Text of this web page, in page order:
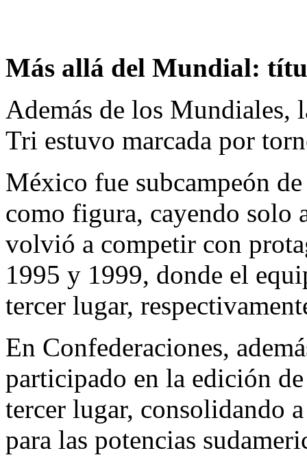
Más allá del Mundial:
Además de los Mundiales,
Tri estuvo marcada por
México fue subcampeón
como figura, cayendo solo
volvió a competir con
1995 y 1999, donde el
tercer lugar,
En Confederaciones,
participado en la edición
tercer lugar, consolidando
para las potencias